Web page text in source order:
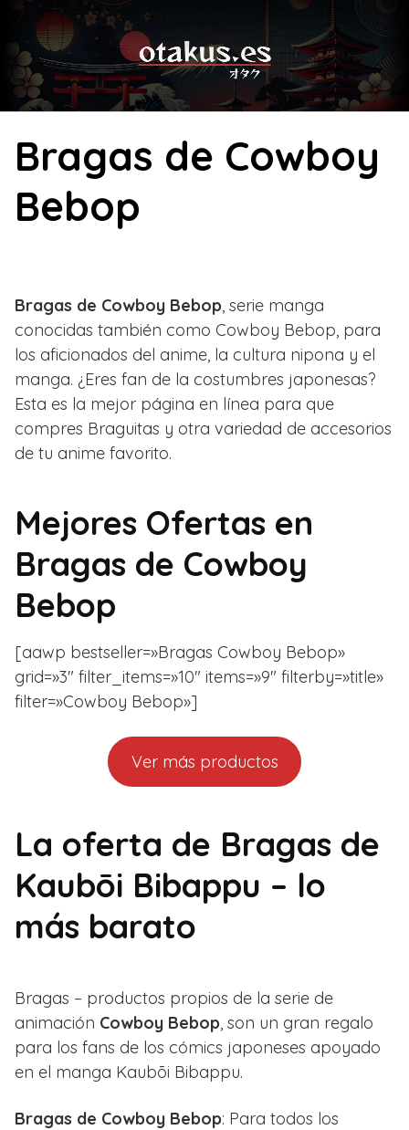
content
Bragas de Cowboy
Bebop
Bragas de Cowboy Bebop, serie manga
conocidas también como Cowboy Bebop, para
los aficionados del anime, la cultura nipona y el
manga. ¿Eres fan de la costumbres japonesas?
Esta es la mejor página en línea para que
compres Braguitas y otra variedad de accesorios
de tu anime favorito.
Mejores Ofertas en
Bragas de Cowboy
Bebop
[aawp bestseller=»Bragas Cowboy Bebop»
grid=»3″ filter_items=»10″ items=»9″ filterby=»title»
filter=»Cowboy Bebop»]
Ver más productos
La oferta de Bragas de
Kaubōi Bibappu – lo
más barato
Bragas – productos propios de la serie de
animación Cowboy Bebop, son un gran regalo
para los fans de los cómics japoneses apoyado
en el manga Kaubōi Bibappu.
Bragas de Cowboy Bebop: Para todos los